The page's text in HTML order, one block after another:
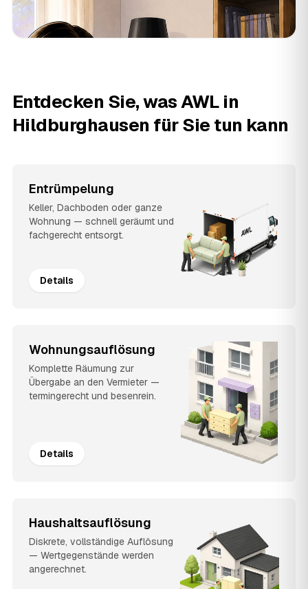
Entdecken Sie, was AWL in
Hildburghausen für Sie tun kann
Entrümpelung
Keller, Dachboden oder ganze
Wohnung — schnell geräumt und
fachgerecht entsorgt.
Details
Wohnungsauflösung
Komplette Räumung zur
Übergabe an den Vermieter —
termingerecht und besenrein.
Details
Haushaltsauflösung
Diskrete, vollständige Auflösung
— Wertgegenstände werden
angerechnet.